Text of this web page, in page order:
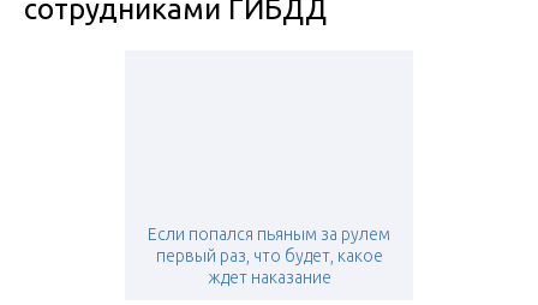
сотрудниками ГИБДД
Если попался пьяным за рулем
первый раз, что будет, какое
ждет наказание